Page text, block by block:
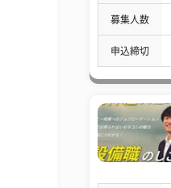
募集人数
申込締切